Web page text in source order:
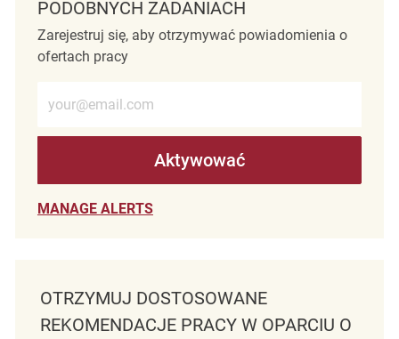
PODOBNYCH ZADANIACH
Zarejestruj się, aby otrzymywać powiadomienia o
ofertach pracy
Aktywować
MANAGE ALERTS
OTRZYMUJ DOSTOSOWANE
REKOMENDACJE PRACY W OPARCIU O